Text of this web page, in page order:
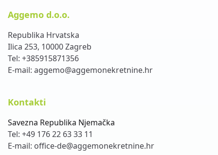
Aggemo d.o.o.
Republika Hrvatska
Ilica 253, 10000 Zagreb
Tel: +385915871356
E-mail: aggemo@aggemonekretnine.hr
Kontakti
Savezna Republika Njemačka
Tel: +49 176 22 63 33 11
E-mail: office-de@aggemonekretnine.hr